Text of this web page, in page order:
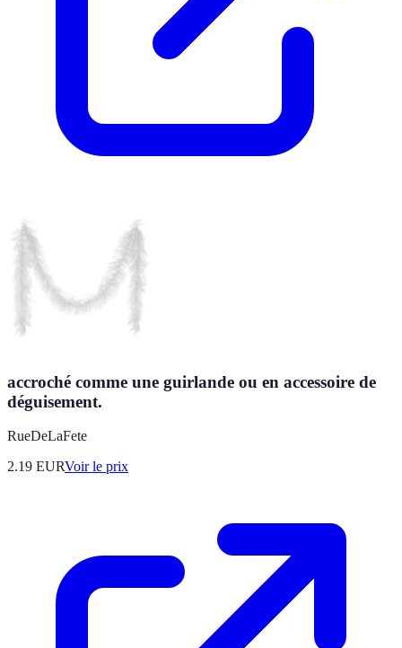
accroché comme une guirlande ou en accessoire de
déguisement.
RueDeLaFete
2.19 EURVoir le prix